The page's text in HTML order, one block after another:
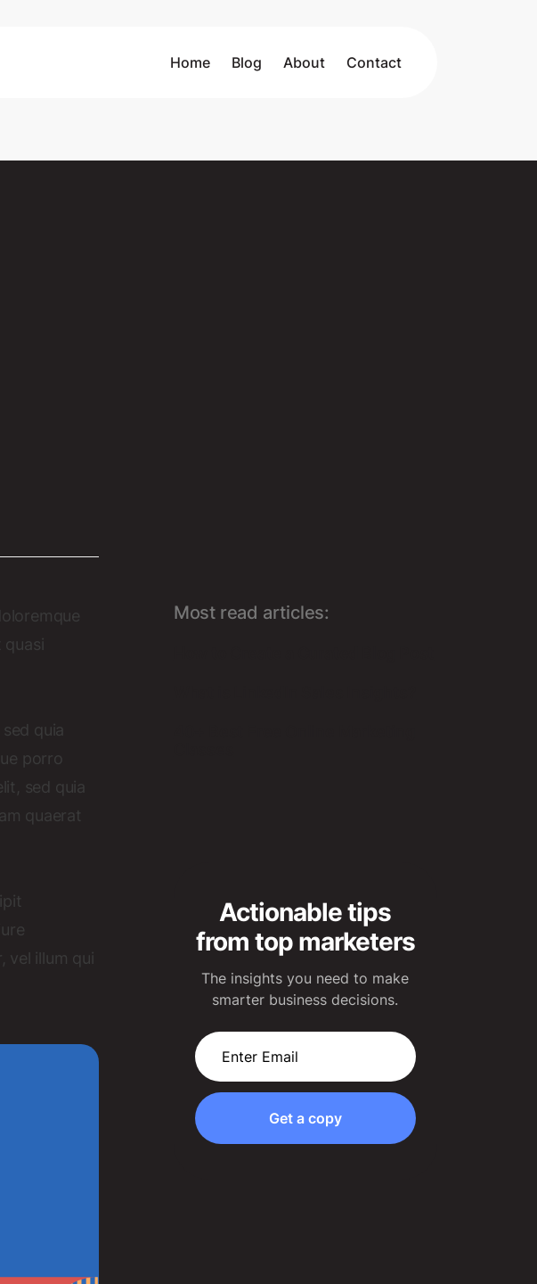
Home Blog About Contact
quasi
quia
porro
sed quia
quaerat
vel illum qui
Most read articles:
Actionable tips
from top marketers
The insights you need to make
smarter business decisions.
Get a copy